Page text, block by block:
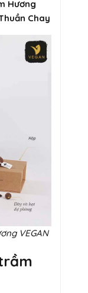
Hương
Chay
VEGAN